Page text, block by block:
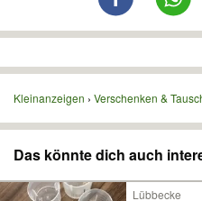
Kleinanzeigen Verschenken &
Das könnte dich auch
Lübbecke